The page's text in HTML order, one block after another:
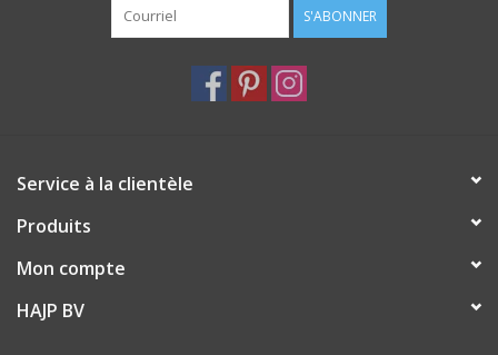
S'ABONNER
Service à la clientèle
Produits
Mon compte
HAJP BV